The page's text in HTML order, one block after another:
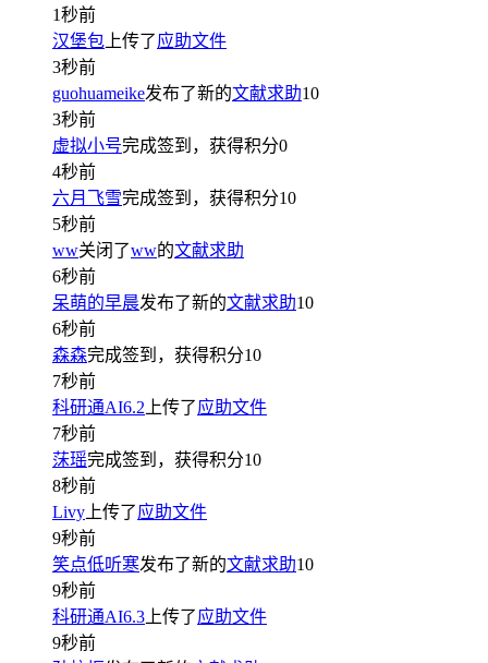
1秒前
汉堡包 上传了应助文件
3秒前
guohuameike发布了新的文献求助10
3秒前
虚拟小号完成签到，获得积分0
4秒前
六月飞雪完成签到，获得积分10
5秒前
ww关闭了ww的文献求助
6秒前
呆萌的早晨发布了新的文献求助10
6秒前
森森完成签到，获得积分10
7秒前
科研通AI6.2 上传了应助文件
7秒前
莯瑶完成签到，获得积分10
8秒前
Livy 上传了应助文件
9秒前
笑点低听寒发布了新的文献求助10
9秒前
科研通AI6.3 上传了应助文件
9秒前